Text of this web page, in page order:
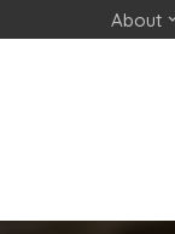
About